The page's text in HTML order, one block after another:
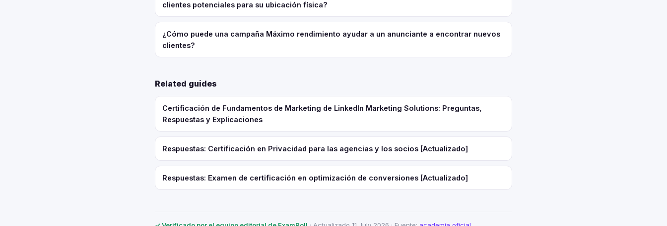
clientes potenciales para su ubicación física?
¿Cómo puede una campaña Máximo rendimiento ayudar a un anunciante a encontrar nuevos
clientes?
Related guides
Certificación de Fundamentos de Marketing de LinkedIn Marketing Solutions: Preguntas,
Respuestas y Explicaciones
Respuestas: Certificación en Privacidad para las agencias y los socios [Actualizado]
Respuestas: Examen de certificación en optimización de conversiones [Actualizado]